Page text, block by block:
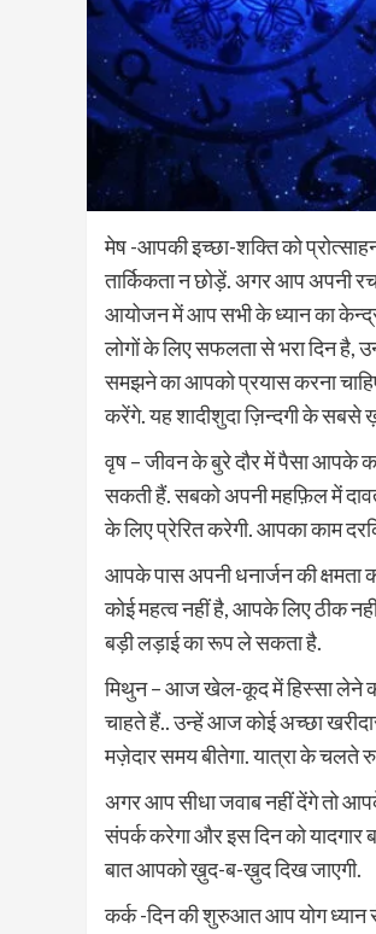
मेष -आपकी इच्छा-शक्ति को
तार्किकता न छोड़ें. अगर आप अपनी
आयोजन में आप सभी के ध्यान का
लोगों के लिए सफलता से भरा दिन है,
समझने का आपको प्रयास करना
करेंगे. यह शादीशुदा ज़िन्दगी के सबसे
वृष – जीवन के बुरे दौर में पैसा आपके
सकती हैं. सबको अपनी महफ़िल में
के लिए प्रेरित करेगी. आपका काम
आपके पास अपनी धनार्जन की क्षमता
कोई महत्व नहीं है, आपके लिए ठीक
बड़ी लड़ाई का रूप ले सकता है.
मिथुन – आज खेल-कूद में हिस्सा लेने
चाहते हैं.. उन्हें आज कोई अच्छा
मज़ेदार समय बीतेगा. यात्रा के चलते
अगर आप सीधा जवाब नहीं देंगे तो
संपर्क करेगा और इस दिन को
बात आपको ख़ुद-ब-ख़ुद दिख जाएगी.
कर्क -दिन की शुरुआत आप योग ध्यान